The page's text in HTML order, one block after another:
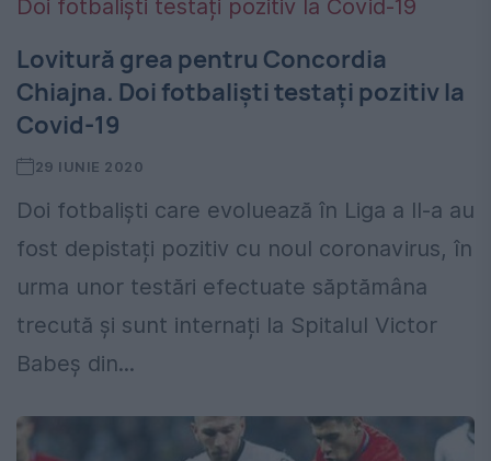
Lovitură grea pentru Concordia
Chiajna. Doi fotbaliști testați pozitiv la
Covid-19
29 IUNIE 2020
Doi fotbaliști care evoluează în Liga a II-a au
fost depistați pozitiv cu noul coronavirus, în
urma unor testări efectuate săptămâna
trecută și sunt internați la Spitalul Victor
Babeș din...